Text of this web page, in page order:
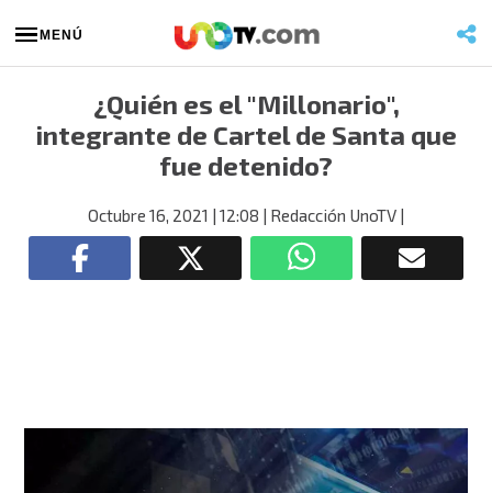
MENÚ
¿Quién es el "Millonario",
integrante de Cartel de Santa que
fue detenido?
Octubre 16, 2021 | 12:08 | Redacción UnoTV |